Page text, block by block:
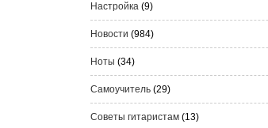
Настройка (9)
Новости (984)
Ноты (34)
Самоучитель (29)
Советы гитаристам (13)